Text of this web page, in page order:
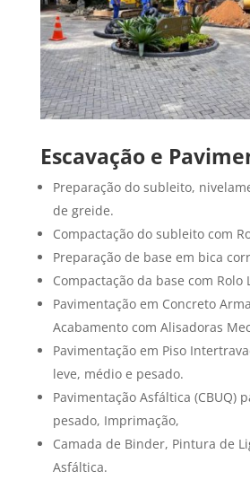
Escavação e
Preparação do subleito,
de greide.
Compactação do subleito com
Preparação de base em bica
Compactação da base com Rolo
Pavimentação em Concreto
Acabamento com Alisadoras
Pavimentação em Piso
leve, médio e pesado.
Pavimentação Asfáltica (CBUQ)
pesado, Imprimação,
Camada de Binder, Pintura de
Asfáltica.